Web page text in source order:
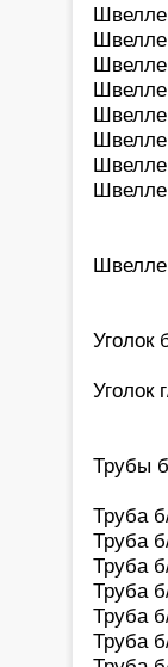
Уголок
Уголок
Трубы
Труба
Труба
Труба
Труба
Труба
Труба